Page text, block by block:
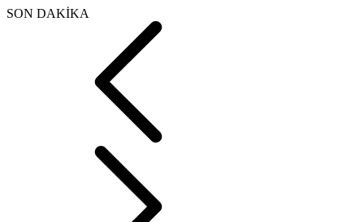
SON DAKİKA